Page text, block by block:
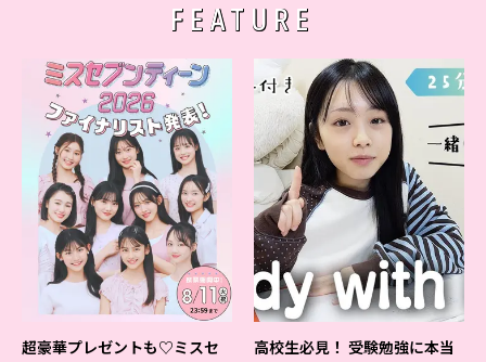
FEATURE
超豪華プレゼントも♡ミスセ
高校生必見！ 受験勉強に本当